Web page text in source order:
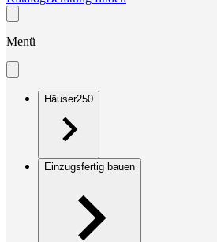
Menü
Häuser250
Einzugsfertig bauen